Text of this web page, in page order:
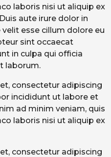
laboris nisi ut aliquip ex
aute irure dolor in
esse cillum dolore eu
sint occaecat
in culpa qui officia
laborum.
consectetur adipiscing
incididunt ut labore et
ad minim veniam, quis
laboris nisi ut aliquip ex
consectetur adipiscing